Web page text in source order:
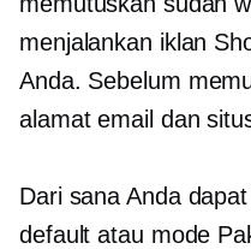
menjalankan iklan
Anda. Sebelum
alamat email dan
Dari sana Anda
default atau mode